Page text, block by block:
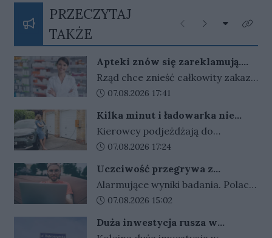
PRZECZYTAJ
TAKŻE
Poprzednie
Następne
Rozwiń
Kliknij
Apteki znów się zareklamują.
Ale nie bez ograniczeń
Rząd chce znieść całkowity zakaz
reklamy aptek. Nadal jednak
lojalnościowe, presja zakupowa i
udział dzieci.
Data dodania artykułu:
07.08.2026 17:41
Kilka minut i ładowarka nie
działa. Złodzieje znaleźli sposób
na szybki zarobek kosztem
kierowców
Kierowcy podjeżdżają do
ładowarek i zamiast przewodów
kabli stają się plagą, a straty
operatorów sięgają dziesiątek
tysięcy złotych.
Data dodania artykułu:
07.08.2026 17:24
Uczciwość przegrywa z
pieniędzmi. Tak tłumaczymy
finansowe przekręty
Alarmujące wyniki badania. Polacy
coraz częściej przymykają oko na
zadłużeni najłatwiej
Data dodania artykułu:
07.08.2026 15:02
Duża inwestycja rusza w
Gorzowie. Umowa podpisana,